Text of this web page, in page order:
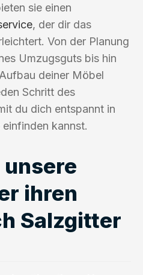
sie einen
, der dir das
Von der Planung
Umzugsguts bis hin
deiner Möbel
Schritt des
du dich entspannt in
einfinden kannst.
unsere
ihren
Salzgitter